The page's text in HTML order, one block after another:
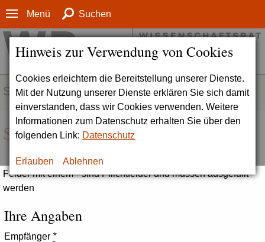
Hinweis zur Verwendung von Cookies
Cookies erleichtern die Bereitstellung unserer Dienste.
Mit der Nutzung unserer Dienste erklären Sie sich damit
einverstanden, dass wir Cookies verwenden. Weitere
Informationen zum Datenschutz erhalten Sie über den
folgenden Link: Datenschutz
Erlauben Ablehnen
Menü Suchen
SERVICE
Seite empfehlen
Felder mit einem * sind Pflichtfelder und müssen ausgefüllt
werden
Ihre Angaben
Empfänger *